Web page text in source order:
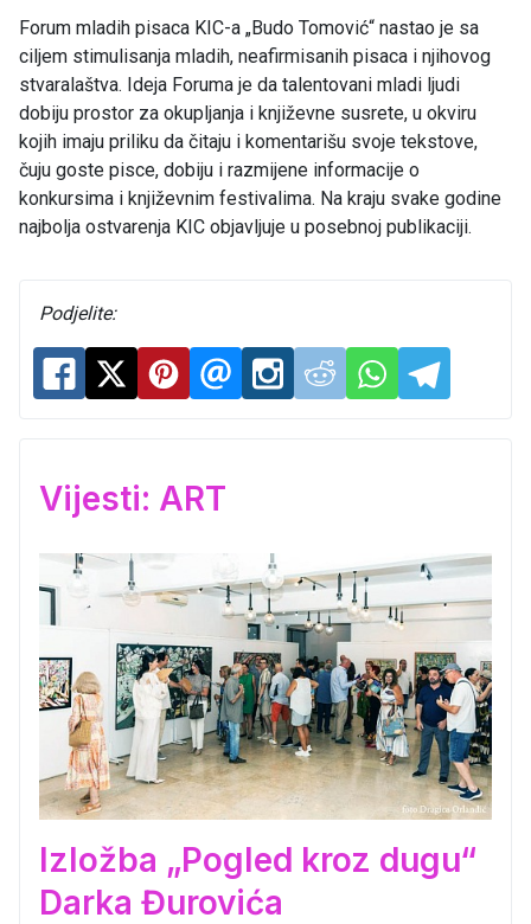
Forum mladih pisaca KIC-a „Budo Tomović“ nastao je sa
ciljem stimulisanja mladih, neafirmisanih pisaca i njihovog
stvaralaštva. Ideja Foruma je da talentovani mladi ljudi
dobiju prostor za okupljanja i književne susrete, u okviru
kojih imaju priliku da čitaju i komentarišu svoje tekstove,
čuju goste pisce, dobiju i razmijene informacije o
konkursima i književnim festivalima. Na kraju svake godine
najbolja ostvarenja KIC objavljuje u posebnoj publikaciji.
Podjelite:
Vijesti: ART
Izložba „Pogled kroz dugu“
Darka Đurovića